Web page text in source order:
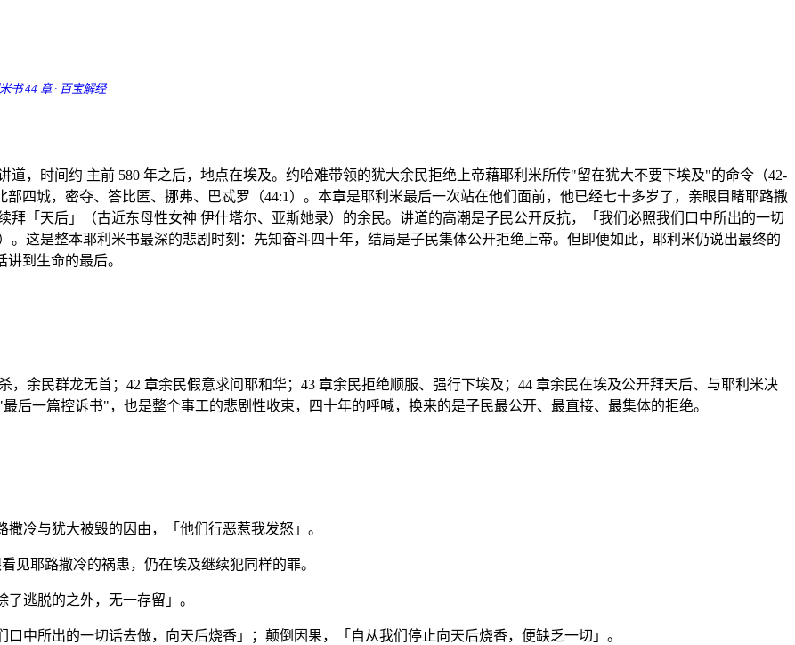
书 44 章 · 百宝解经
，时间约 主前 580 年之后，地点在埃及。约哈难带领的犹大余民拒绝上帝藉耶利米所传"留在犹大不要下埃及"的命令（42-
四城，密夺、答比匿、挪弗、巴忒罗（44:1）。本章是耶利米最后一次站在他们面前，他已经七十多岁了，亲眼目睹耶路撒
拜「天后」（古近东母性女神 伊什塔尔、亚斯她录）的余民。讲道的高潮是子民公开反抗，「我们必照我们口中所出的一切
。这是整本耶利米书最深的悲剧时刻：先知奋斗四十年，结局是子民集体公开拒绝上帝。但即便如此，耶利米仍说出最终的
到生命的最后。
，余民群龙无首；42 章余民假意求问耶和华；43 章余民拒绝顺服、强行下埃及；44 章余民在埃及公开拜天后、与耶利米决
后一篇控诉书"，也是整个事工的悲剧性收束，四十年的呼喊，换来的是子民最公开、最直接、最集体的拒绝。
冷与犹大被毁的因由，「他们行恶惹我发怒」。
见耶路撒冷的祸患，仍在埃及继续犯同样的罪。
了逃脱的之外，无一存留」。
中所出的一切话去做，向天后烧香」；颠倒因果，「自从我们停止向天后烧香，便缺乏一切」。